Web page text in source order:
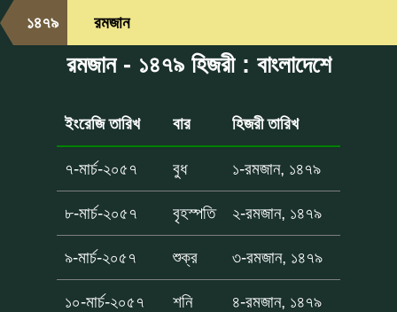
১৪৭৯ রমজান
রমজান - ১৪৭৯ হিজরী : বাংলাদেশে
ইংরেজি তারিখ বার হিজরী তারিখ
৭-মার্চ-২০৫৭ বুধ ১-রমজান, ১৪৭৯
৮-মার্চ-২০৫৭ বৃহস্পতি ২-রমজান, ১৪৭৯
৯-মার্চ-২০৫৭ শুক্র ৩-রমজান, ১৪৭৯
১০-মার্চ-২০৫৭ শনি ৪-রমজান, ১৪৭৯